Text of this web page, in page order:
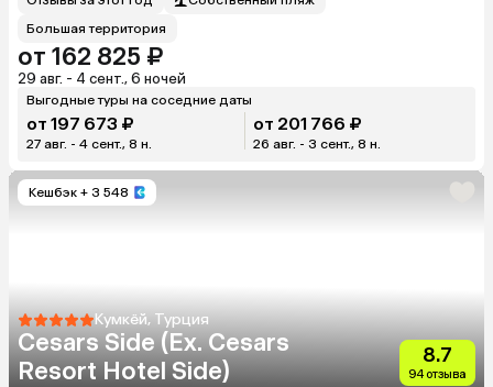
Большая территория
от 162 825 ₽
29 авг. - 4 сент., 6 ночей
Выгодные туры на соседние даты
от 197 673 ₽
27 авг. - 4 сент., 8 н.
от 201 766 ₽
26 авг. - 3 сент., 8 н.
Кешбэк + 3 548
Кумкёй, Турция
Cesars Side (Ex. Cesars
Resort Hotel Side)
8.7
94 отзыва